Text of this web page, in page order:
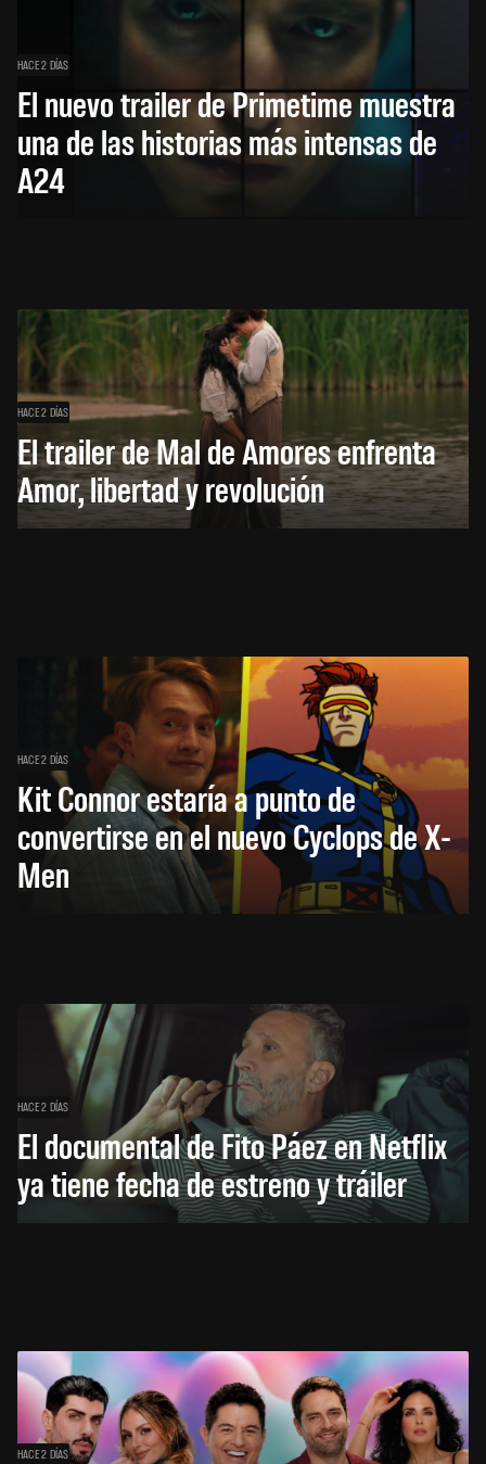
HACE 2 DÍAS
El nuevo trailer de Primetime muestra
una de las historias más intensas de
A24
HACE 2 DÍAS
El trailer de Mal de Amores enfrenta
Amor, libertad y revolución
HACE 2 DÍAS
Kit Connor estaría a punto de
convertirse en el nuevo Cyclops de X-
Men
HACE 2 DÍAS
El documental de Fito Páez en Netflix
ya tiene fecha de estreno y tráiler
HACE 2 DÍAS